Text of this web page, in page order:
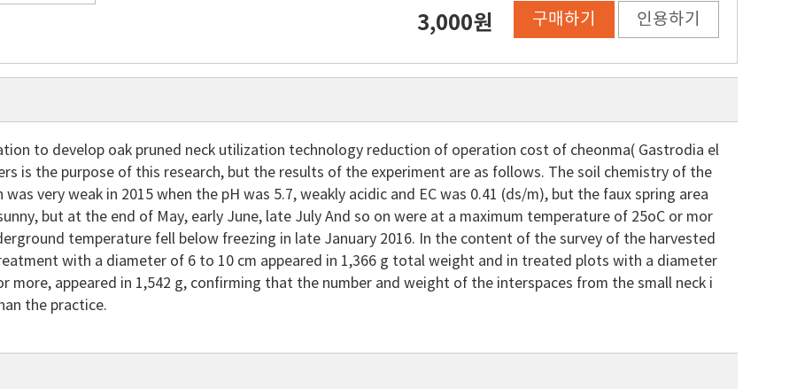
3,000원 구매하기 인용하기
to develop oak pruned neck utilization technology reduction of operation cost of cheonma( Gastrodia el
is the purpose of this research, but the results of the experiment are as follows. The soil chemistry of the
very weak in 2015 when the pH was 5.7, weakly acidic and EC was 0.41 (ds/m), but the faux spring area
but at the end of May, early June, late July And so on were at a maximum temperature of 25oC or mor
temperature fell below freezing in late January 2016. In the content of the survey of the harvested
with a diameter of 6 to 10 cm appeared in 1,366 g total weight and in treated plots with a diameter
more, appeared in 1,542 g, confirming that the number and weight of the interspaces from the small neck i
the practice.